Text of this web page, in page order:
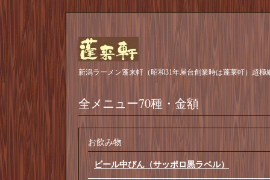
新潟ラーメン蓬来軒（昭和31年屋台創業時は蓬莱軒）超
全メニュー70種・金額
お飲み物
ビール中びん（サッポロ黒ラベル）